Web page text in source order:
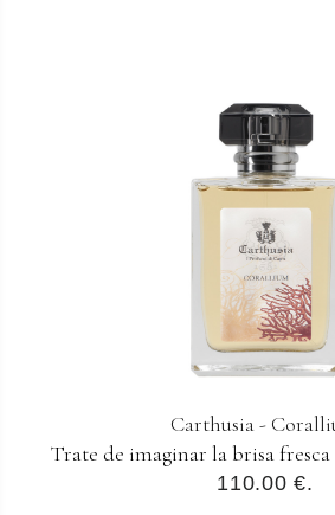
Carthusia -
Trate de imaginar la brisa fresca
110.00 €.